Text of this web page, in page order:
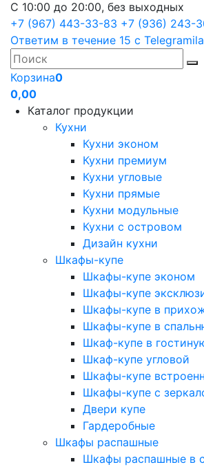
С 10:00 до 20:00, без выходных
+7 (967) 443-33-83 +7 (936) 243-
Ответим в течение 15 с Telegram
Корзина0
0,00
Каталог продукции
Кухни
Кухни эконом
Кухни премиум
Кухни угловые
Кухни прямые
Кухни модульные
Кухни с островом
Дизайн кухни
Шкафы-купе
Шкафы-купе эконом
Шкафы-купе
Шкафы-купе в
Шкафы-купе в
Шкаф-купе в
Шкаф-купе угловой
Шкафы-купе
Шкафы-купе с
Двери купе
Гардеробные
Шкафы распашные
Шкафы распашные в